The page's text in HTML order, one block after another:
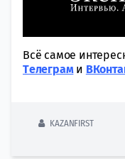
Всё самое
Tелеграми
KAZANFIRST